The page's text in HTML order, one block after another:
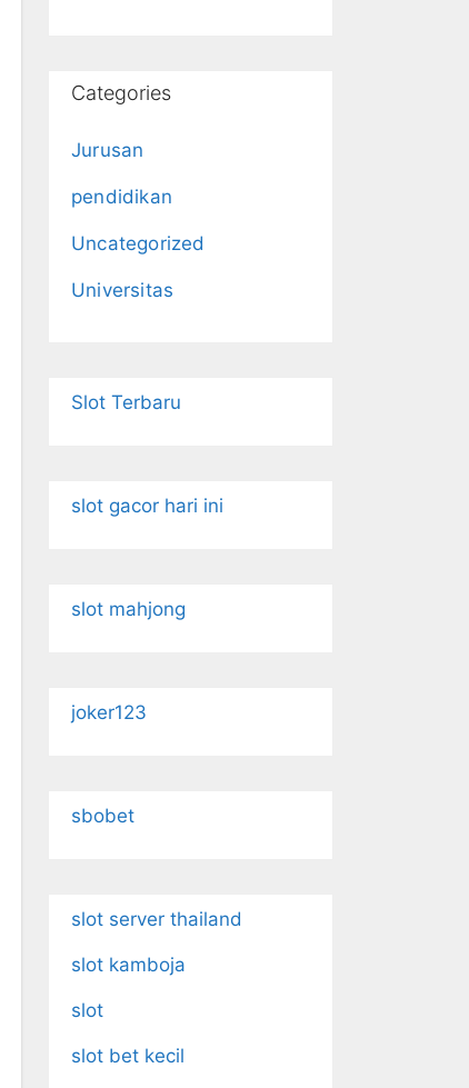
Categories
Jurusan
pendidikan
Uncategorized
Universitas
Slot Terbaru
slot gacor hari ini
slot mahjong
joker123
sbobet
slot server thailand
slot kamboja
slot
slot bet kecil